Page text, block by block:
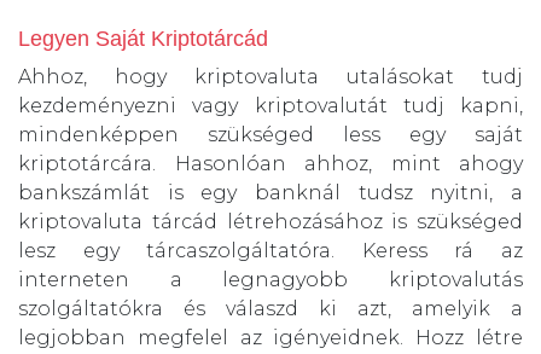
Legyen Saját Kriptotárcád
Ahhoz, hogy kriptovaluta utalásokat tudj
kezdeményezni vagy kriptovalutát tudj kapni,
mindenképpen szükséged less egy saját
kriptotárcára. Hasonlóan ahhoz, mint ahogy
bankszámlát is egy banknál tudsz nyitni, a
kriptovaluta tárcád létrehozásához is szükséged
lesz egy tárcaszolgáltatóra. Keress rá az
interneten a legnagyobb kriptovalutás
szolgáltatókra és válaszd ki azt, amelyik a
legjobban megfelel az igényeidnek. Hozz létre